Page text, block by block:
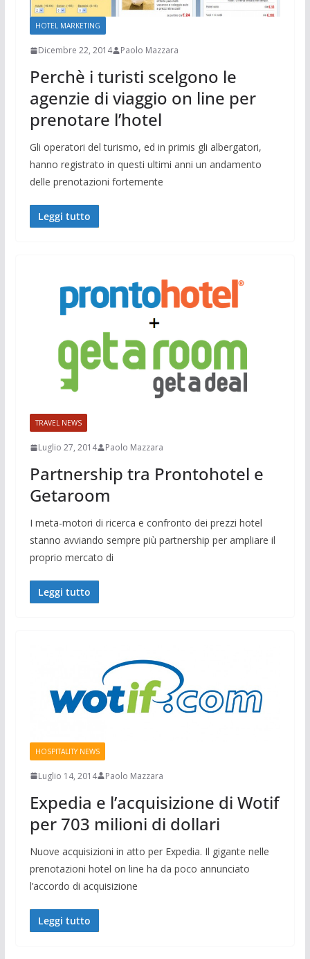
HOTEL MARKETING
Dicembre 22, 2014 Paolo Mazzara
Perchè i turisti scelgono le
agenzie di viaggio on line per
prenotare l’hotel
Gli operatori del turismo, ed in primis gli albergatori,
hanno registrato in questi ultimi anni un andamento
delle prenotazioni fortemente
Leggi tutto
TRAVEL NEWS
Luglio 27, 2014 Paolo Mazzara
Partnership tra Prontohotel e
Getaroom
I meta-motori di ricerca e confronto dei prezzi hotel
stanno avviando sempre più partnership per ampliare il
proprio mercato di
Leggi tutto
HOSPITALITY NEWS
Luglio 14, 2014 Paolo Mazzara
Expedia e l’acquisizione di Wotif
per 703 milioni di dollari
Nuove acquisizioni in atto per Expedia. Il gigante nelle
prenotazioni hotel on line ha da poco annunciato
l’accordo di acquisizione
Leggi tutto